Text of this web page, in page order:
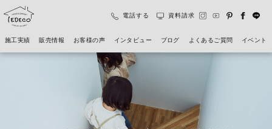
施工実績 販売情報 お客様の声 インタビュー ブログ よくあるご質問 イベント
電話する 資料請求